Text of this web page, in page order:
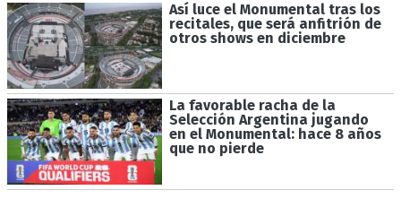
Así luce el Monumental tras los
recitales, que será anfitrión de
otros shows en diciembre
La favorable racha de la
Selección Argentina jugando
en el Monumental: hace 8 años
que no pierde